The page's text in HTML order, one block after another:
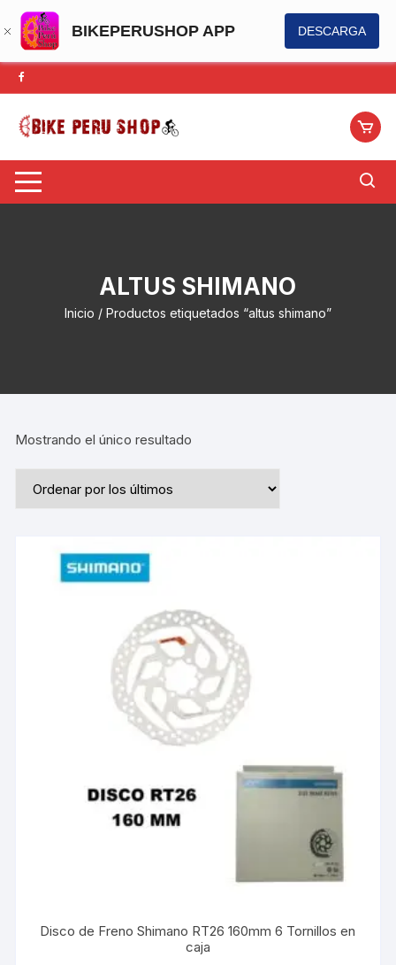
BIKEPERUSHOP APP DESCARGA
Saltar
al
contenido
ALTUS SHIMANO
Inicio / Productos etiquetados “altus shimano”
Mostrando el único resultado
Disco de Freno Shimano RT26 160mm 6 Tornillos en
caja